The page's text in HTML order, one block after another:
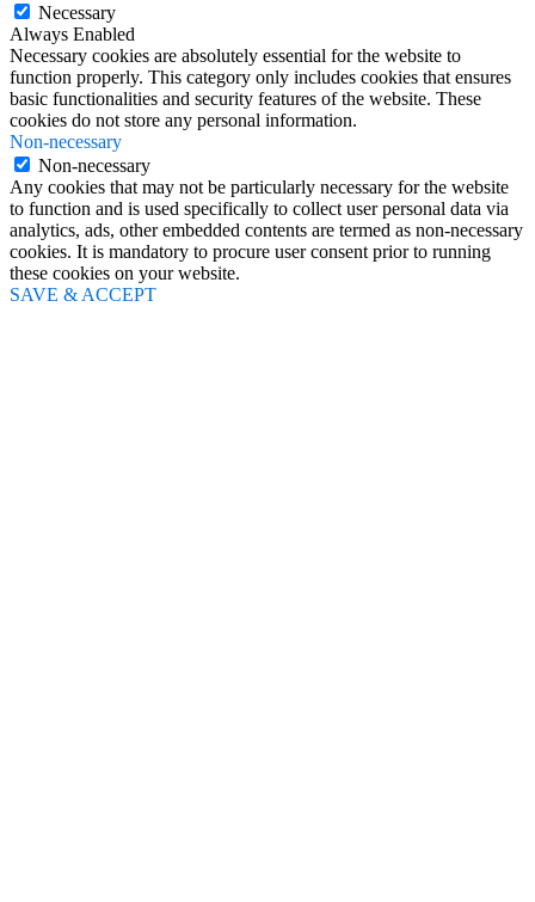
Necessary
Always Enabled
Necessary cookies are absolutely essential for the website to
function properly. This category only includes cookies that ensures
basic functionalities and security features of the website. These
cookies do not store any personal information.
Non-necessary
Non-necessary
Any cookies that may not be particularly necessary for the website
to function and is used specifically to collect user personal data via
analytics, ads, other embedded contents are termed as non-necessary
cookies. It is mandatory to procure user consent prior to running
these cookies on your website.
SAVE & ACCEPT